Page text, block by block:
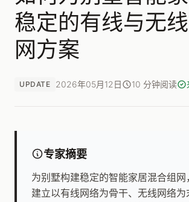
稳定的有线与无
网方案
UPDATE 2026年05月12日 10 分钟阅读
专家摘要
为别墅构建稳定的智能家居混合组
建立以有线网络为骨干、无线网络为
房屋面积（㎡）